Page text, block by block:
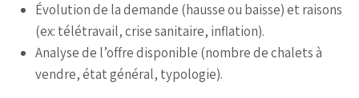
Évolution de la demande (hausse ou baisse) et raisons
(ex: télétravail, crise sanitaire, inflation).
Analyse de l’offre disponible (nombre de chalets à
vendre, état général, typologie).